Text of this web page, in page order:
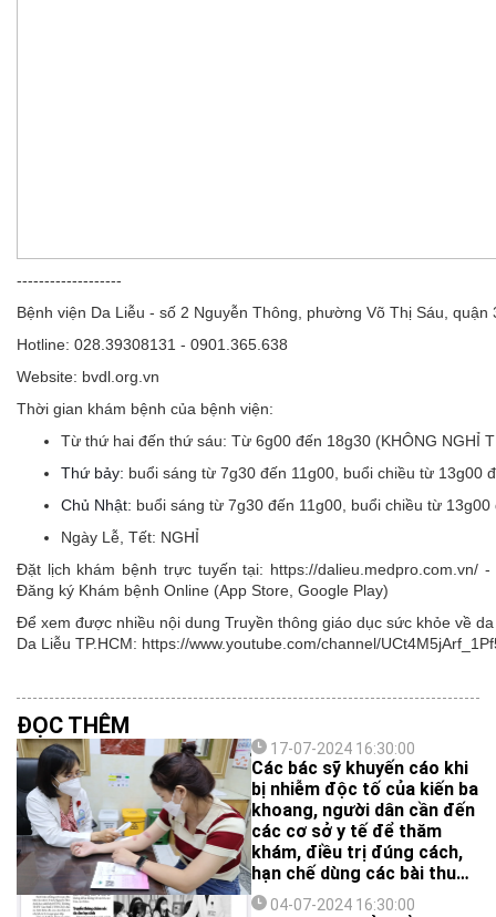
-------------------
Bệnh viện Da Liễu - số 2 Nguyễn Thông, phường Võ Thị Sáu, quận
Hotline: 028.39308131 - 0901.365.638
Website: bvdl.org.vn
Thời gian khám bệnh của bệnh viện:
Từ thứ hai đến thứ sáu: Từ 6g00 đến 18g30 (KHÔNG NGHỈ
Thứ bảy: buổi sáng từ 7g30 đến 11g00, buổi chiều từ 13g00
Chủ Nhật: buổi sáng từ 7g30 đến 11g00, buổi chiều từ 13g00
Ngày Lễ, Tết: NGHỈ
Đặt lịch khám bệnh trực tuyến tại: https://dalieu.medpro.com.vn/
Đăng ký Khám bệnh Online (App Store, Google Play)
Để xem được nhiều nội dung Truyền thông giáo dục sức khỏe về
Da Liễu TP.HCM: https://www.youtube.com/channel/
ĐỌC THÊM
17-07-2024 16:30:00
Các bác sỹ khuyến cáo khi
bị nhiễm độc tố của kiến ba
khoang, người dân cần đến
các cơ sở y tế để thăm
khám, điều trị đúng cách,
hạn chế dùng các bài thuốc
truyền miệng có thể khiến
04-07-2024 16:30:00